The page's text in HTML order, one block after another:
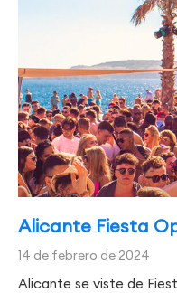
Alicante Fiesta
14 de febrero de 2024
Alicante se viste de